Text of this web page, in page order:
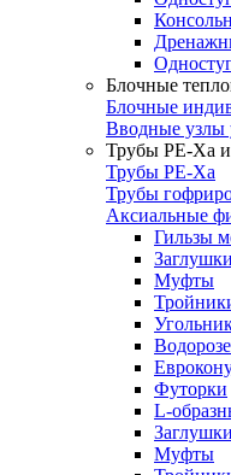
Блочные
Блочные
Вводные узлы
Трубы РЕ-Ха
Трубы РЕ-Ха
Трубы
Аксиальные
Гильзы
Заглушки
Муфты
Футорки
L-
Заглушки
Муфты